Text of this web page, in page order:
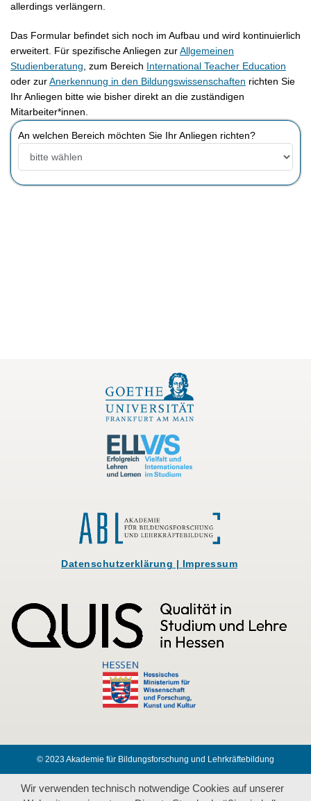
allerdings verlängern.
Das Formular befindet sich noch im Aufbau und wird kontinuierlich
erweitert. Für spezifische Anliegen zurAllgemeinen
Studienberatung, zum Bereich International Teacher Education
oder zurAnerkennung in den Bildungswissenschaften richten Sie
Ihr Anliegen bitte wie bisher direkt an die zuständigen
Mitarbeiter*innen.
An welchen Bereich möchten Sie Ihr Anliegen richten?
Datenschutzerklärung | Impressum
© 2023 Akademie für Bildungsforschung und Lehrkräftebildung
Wir verwenden technisch notwendige Cookies auf unserer